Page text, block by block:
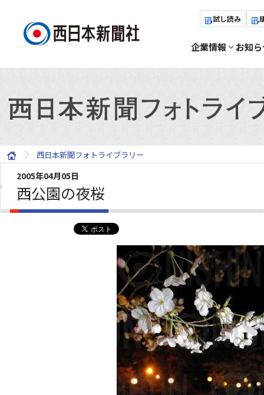
試し読み
企業情報 お知
西日本新聞フォトライブラリー
2005年04月05日
西公園の夜桜